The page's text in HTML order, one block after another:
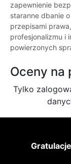
zapewnienie
staranne dbanie
przepisami
profesjonalizmu i
powierzonych
Oceny na
Tylko